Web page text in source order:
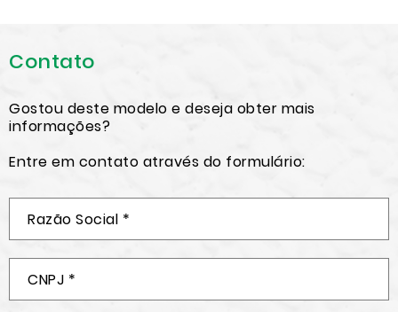
Contato
Gostou deste modelo e deseja obter mais
informações?
Entre em contato através do formulário: